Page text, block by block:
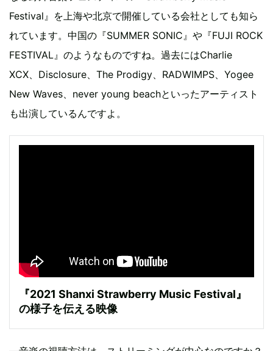
Festival』を上海や北京で開催している会社としても知ら
れています。中国の『SUMMER SONIC』や『FUJI ROCK
FESTIVAL』のようなものですね。過去にはCharlie
XCX、Disclosure、The Prodigy、RADWIMPS、Yogee
New Waves、never young beachといったアーティスト
も出演しているんですよ。
『2021 Shanxi Strawberry Music Festival』
の様子を伝える映像